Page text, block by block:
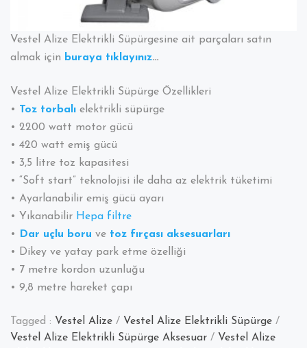
Vestel Alize Elektrikli Süpürgesine ait parçaları satın
almak için buraya tıklayınız…
Vestel Alize Elektrikli Süpürge Özellikleri
• Toz torbalı elektrikli süpürge
• 2200 watt motor gücü
• 420 watt emiş gücü
• 3,5 litre toz kapasitesi
• “Soft start” teknolojisi ile daha az elektrik tüketimi
• Ayarlanabilir emiş gücü ayarı
• Yıkanabilir Hepa filtre
• Dar uçlu boru ve toz fırçası aksesuarları
• Dikey ve yatay park etme özelliği
• 7 metre kordon uzunluğu
• 9,8 metre hareket çapı
Tagged : Vestel Alize / Vestel Alize Elektrikli Süpürge /
Vestel Alize Elektrikli Süpürge Aksesuar / Vestel Alize